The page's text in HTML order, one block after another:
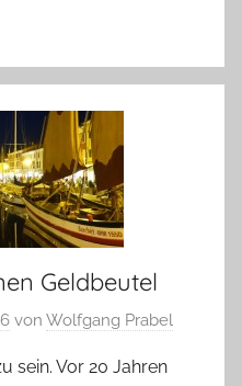
Geldbeutel
von Wolfgang Prabel
sein. Vor 20 Jahren